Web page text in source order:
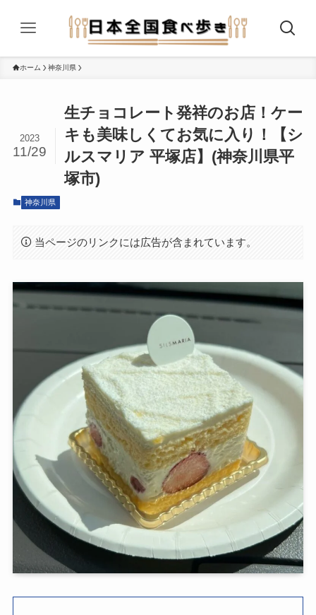
ホーム 神奈川県
生チョコレート発祥のお店！ケー
キも美味しくてお気に入り！【シ
ルスマリア 平塚店】(神奈川県平
塚市)
2023
11/29
神奈川県
当ページのリンクには広告が含まれています。